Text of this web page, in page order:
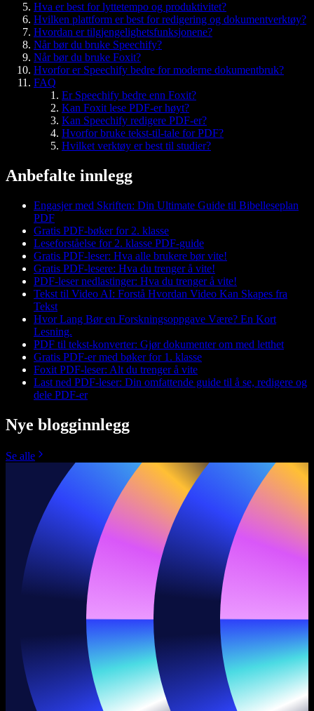
Hva er best for lyttetempo og produktivitet?
Hvilken plattform er best for redigering og dokumentverktøy?
Hvordan er tilgjengelighetsfunksjonene?
Når bør du bruke Speechify?
Når bør du bruke Foxit?
Hvorfor er Speechify bedre for moderne dokumentbruk?
FAQ
Er Speechify bedre enn Foxit?
Kan Foxit lese PDF-er høyt?
Kan Speechify redigere PDF-er?
Hvorfor bruke tekst-til-tale for PDF?
Hvilket verktøy er best til studier?
Anbefalte innlegg
Engasjer med Skriften: Din Ultimate Guide til Bibelleseplan
PDF
Gratis PDF-bøker for 2. klasse
Leseforståelse for 2. klasse PDF-guide
Gratis PDF-leser: Hva alle brukere bør vite!
Gratis PDF-lesere: Hva du trenger å vite!
PDF-leser nedlastinger: Hva du trenger å vite!
Tekst til Video AI: Forstå Hvordan Video Kan Skapes fra
Tekst
Hvor Lang Bør en Forskningsoppgave Være? En Kort
Lesning.
PDF til tekst-konverter: Gjør dokumenter om med letthet
Gratis PDF-er med bøker for 1. klasse
Foxit PDF-leser: Alt du trenger å vite
Last ned PDF-leser: Din omfattende guide til å se, redigere og
dele PDF-er
Nye blogginnlegg
Se alle